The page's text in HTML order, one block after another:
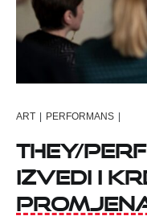
ART | PERFORMANS |
They/
izvedi i